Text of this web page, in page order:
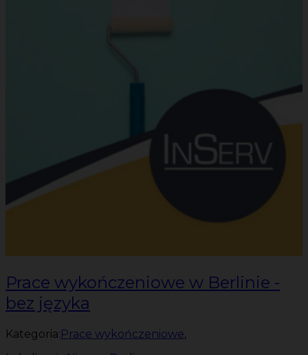
Prace wykończeniowe w Berlinie -
bez języka
Kategoria: Prace wykończeniowe,